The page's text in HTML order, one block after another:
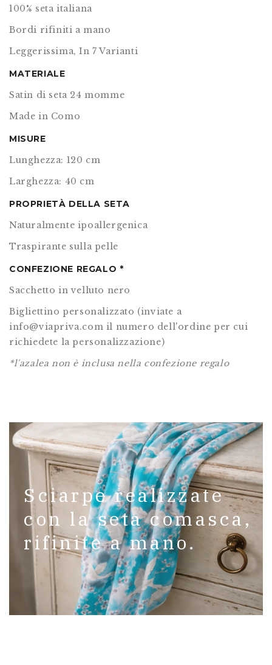
100% seta italiana
Bordi rifiniti a mano
Leggerissima, In 7 Varianti
MATERIALE
Satin di seta 24 momme
Made in Como
MISURE
Lunghezza: 120 cm
Larghezza: 40 cm
PROPRIETÀ DELLA SETA
Naturalmente ipoallergenica
Traspirante sulla pelle
CONFEZIONE REGALO *
Sacchetto in velluto nero
Bigliettino personalizzato (inviate a
info@viapriva.com il numero dell'ordine per cui
richiedete la personalizzazione)
*l'azalea non è inclusa nella confezione regalo
Sciarpe realizzate
con la seta comasca,
rifinite a mano.